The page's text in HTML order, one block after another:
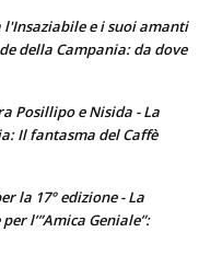
l'Insaziabile e i suoi amanti
della Campania: da dove
Posillipo e Nisida - La
Il fantasma del Caffè
la 17° edizione - La
l’”Amica Geniale”: